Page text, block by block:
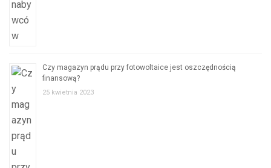
Czy magazyn prądu przy fotowoltaice jest oszczędnością
finansową?
25 kwietnia 2023